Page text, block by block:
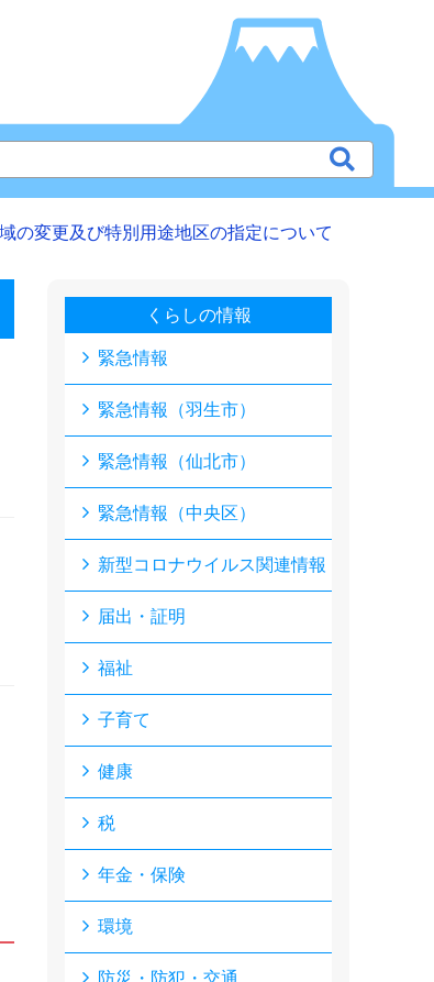
の変更及び特別用途地区の指定について
くらしの情報
緊急情報
緊急情報（羽生市）
緊急情報（仙北市）
緊急情報（中央区）
新型コロナウイルス関連情報
届出・証明
福祉
子育て
健康
税
年金・保険
環境
防災・防犯・交通